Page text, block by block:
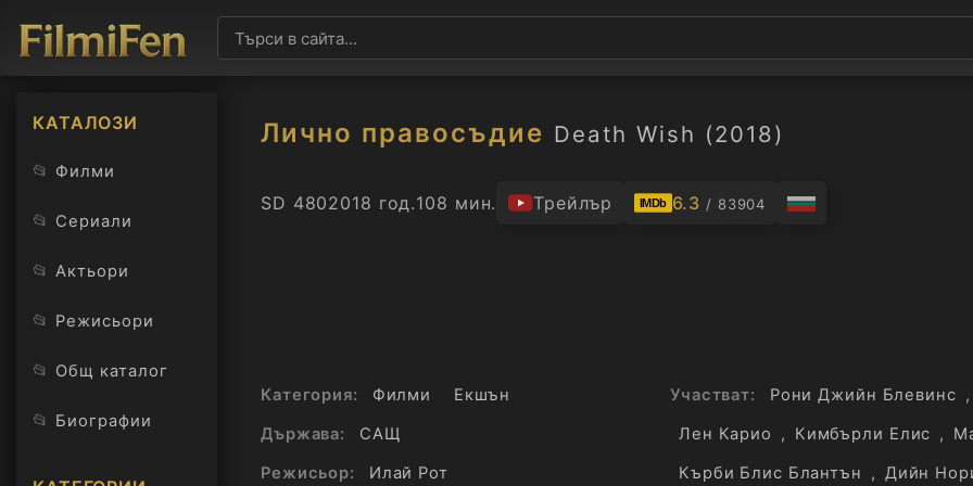
КАТАЛОЗИ
📂 Филми
📂 Сериали
📂 Актьори
📂 Режисьори
📂 Общ каталог
📂 Биографии
Лично правосъдие Death Wish (2018)
SD 4802018 год.108 мин. Трейлър IMDb 6.3 / 83904
Категория: Филми
Екшън
Държава:
САЩ
Режисьор:
Илай Рот
Участват: Рони Джийн Блевинс ,
Лен Карио
, Кимбърли Елис ,
Кърби Блис Блантън
, Дийн